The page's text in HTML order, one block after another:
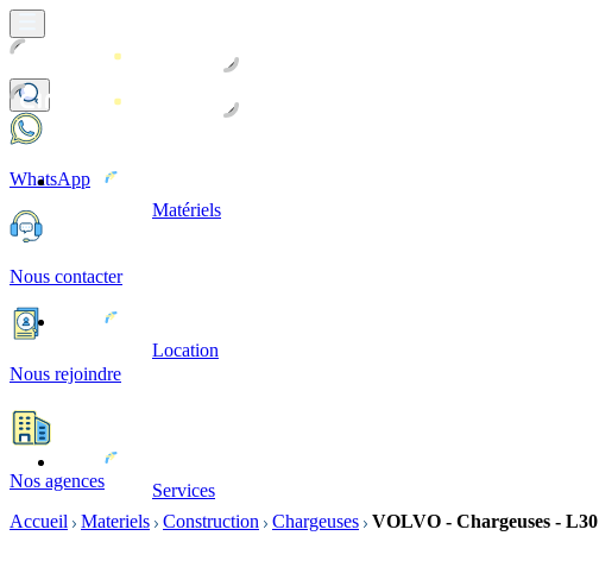
Matériels
Location
Services
WhatsApp
Nous contacter
Nous rejoindre
Nos agences
Accueil
Materiels Construction Chargeuses VOLVO - Chargeuses - L30